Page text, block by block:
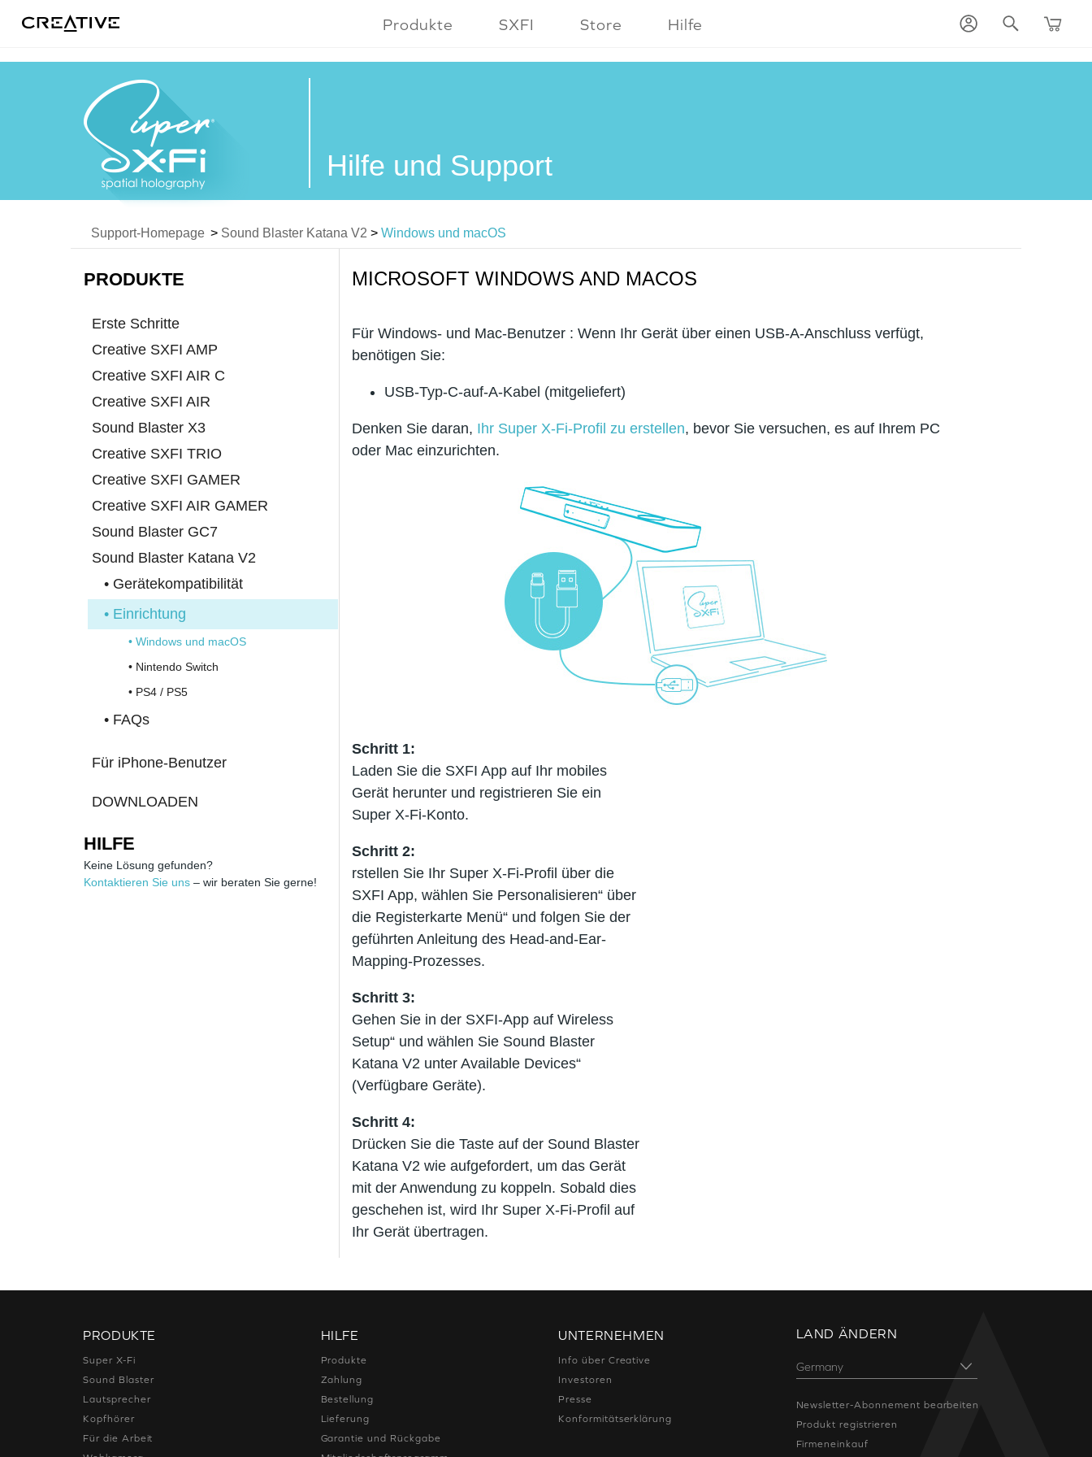
Produkte SXFI Store Hilfe
Hilfe und Support
Support-Homepage > Sound Blaster Katana V2 > Windows und macOS
PRODUKTE
Erste Schritte
Creative SXFI AMP
Creative SXFI AIR C
Creative SXFI AIR
Sound Blaster X3
Creative SXFI TRIO
Creative SXFI GAMER
Creative SXFI AIR GAMER
Sound Blaster GC7
Sound Blaster Katana V2
• Gerätekompatibilität
• Einrichtung
• Windows und macOS
• Nintendo Switch
• PS4 / PS5
• FAQs
Für iPhone-Benutzer
DOWNLOADEN
HILFE
Keine Lösung gefunden?
Kontaktieren Sie uns – wir beraten Sie gerne!
MICROSOFT WINDOWS AND MACOS
Für Windows- und Mac-Benutzer : Wenn Ihr Gerät über einen USB-A-Anschluss verfügt,
benötigen Sie:
USB-Typ-C-auf-A-Kabel (mitgeliefert)
Denken Sie daran, Ihr Super X-Fi-Profil zu erstellen, bevor Sie versuchen, es auf Ihrem PC
oder Mac einzurichten.
Schritt 1:
Laden Sie die SXFI App auf Ihr mobiles
Gerät herunter und registrieren Sie ein
Super X-Fi-Konto.
Schritt 2:
rstellen Sie Ihr Super X-Fi-Profil über die
SXFI App, wählen Sie Personalisieren“ über
die Registerkarte Menü“ und folgen Sie der
geführten Anleitung des Head-and-Ear-
Mapping-Prozesses.
Schritt 3:
Gehen Sie in der SXFI-App auf Wireless
Setup“ und wählen Sie Sound Blaster
Katana V2 unter Available Devices“
(Verfügbare Geräte).
Schritt 4:
Drücken Sie die Taste auf der Sound Blaster
Katana V2 wie aufgefordert, um das Gerät
mit der Anwendung zu koppeln. Sobald dies
geschehen ist, wird Ihr Super X-Fi-Profil auf
Ihr Gerät übertragen.
PRODUKTE
Super X-Fi
Sound Blaster
Lautsprecher
Kopfhörer
Für die Arbeit
HILFE
Produkte
Zahlung
Bestellung
Lieferung
Garantie und Rückgabe
UNTERNEHMEN
Info über Creative
Investoren
Presse
Konformitätserklärung
LAND ÄNDERN
Newsletter-Abonnement bearbeiten
Produkt registrieren
Firmeneinkauf